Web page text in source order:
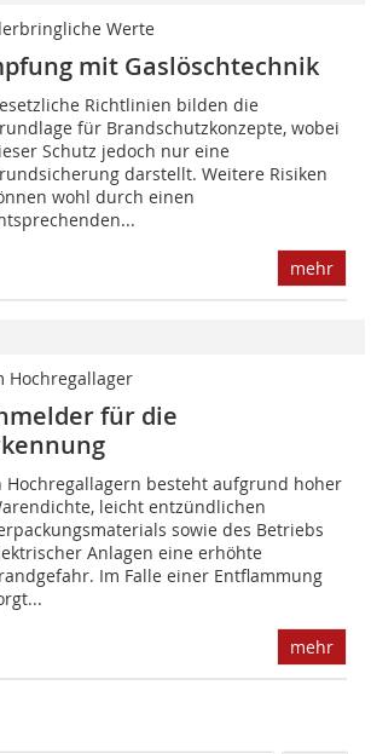
Werte
mit Gaslöschtechnik
Richtlinien bilden die
für Brandschutzkonzepte, wobei
Schutz jedoch nur eine
darstellt. Weitere Risiken
wohl durch einen
mehr
Hochregallager
für die
Hochregallagern besteht aufgrund hoher
leicht entzündlichen
sowie des Betriebs
Anlagen eine erhöhte
Im Falle einer Entflammung
mehr